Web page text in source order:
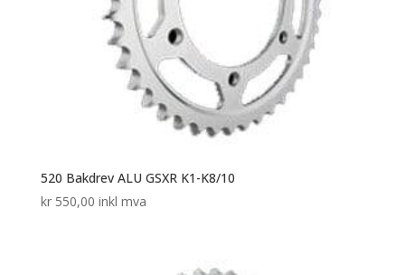
520 Bakdrev ALU GSXR K1-K8/10
kr550,00 inkl mva